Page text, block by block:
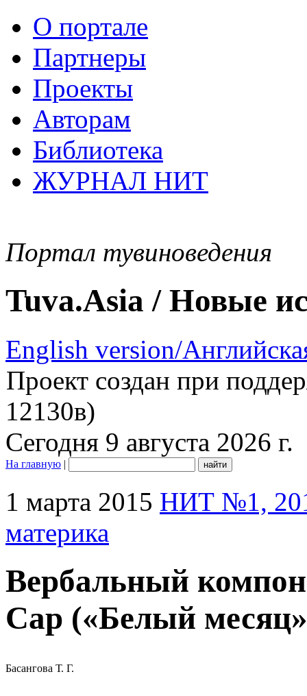
О портале
Партнеры
Проекты
Авторам
Библиотека
ЖУРНАЛ НИТ
Портал тувиноведения
Tuva.Asia / Новые
English version/
Проект создан при
12130в)
Сегодня 9 августа 2026 г.
На главную |
1 марта 2015 НИТ №1,
материка
Вербальный
Сар («Белый
Басангова Т. Г.